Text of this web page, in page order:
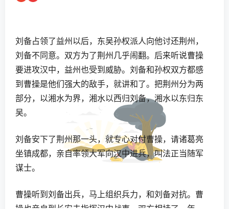
刘备占领了益州以后，东吴孙权派人向他讨还荆州，
刘备不同意。双方为了荆州几乎闹翻。后来听说曹操
要进攻汉中，益州也受到威胁。刘备和孙权双方都感
到曹操是他们强大的敌手，就讲和了。把荆州分为两
部分，以湘水为界，湘水以西归刘备，湘水以东归东
吴。
刘备安下了荆州那一头，就专心对付曹操，请诸葛亮
坐镇成都，亲自率领大军向汉中进兵，叫法正当随军
谋士。
曹操听到刘备出兵，马上组织兵力，和刘备对抗。曹